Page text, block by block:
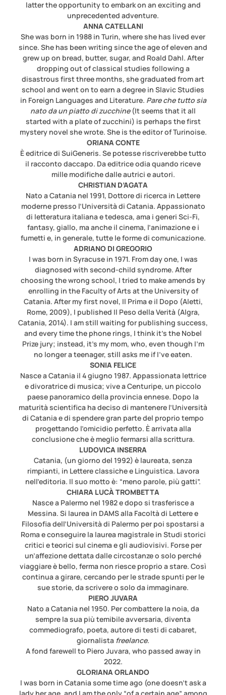
latter the opportunity to embark on an exciting and
unprecedented adventure.
ANNA CATELLANI
She was born in 1988 in Turin, where she has lived ever
since. She has been writing since the age of eleven and
grew up on bread, butter, sugar, and Roald Dahl. After
dropping out of classical studies following a
disastrous first three months, she graduated from art
school and went on to earn a degree in Slavic Studies
in Foreign Languages and Literature. Pare che tutto sia
nato da un piatto di zucchine (It seems that it all
started with a plate of zucchini) is perhaps the first
mystery novel she wrote. She is the editor of Turinoise.
ORIANA CONTE
È editrice di SuiGeneris. Se potesse riscriverebbe tutto
il racconto daccapo. Da editrice odia quando riceve
mille modifiche dalle autrici e autori.
CHRISTIAN D’AGATA
Nato a Catania nel 1991, Dottore di ricerca in Lettere
moderne presso l’Università di Catania. Appassionato
di letteratura italiana e tedesca, ama i generi Sci-Fi,
fantasy, giallo, ma anche il cinema, l’animazione e i
fumetti e, in generale, tutte le forme di comunicazione.
ADRIANO DI GREGORIO
I was born in Syracuse in 1971. From day one, I was
diagnosed with second-child syndrome. After
choosing the wrong school, I tried to make amends by
enrolling in the Faculty of Arts at the University of
Catania. After my first novel, Il Prima e il Dopo (Aletti,
Rome, 2009), I published Il Peso della Verità (Algra,
Catania, 2014). I am still waiting for publishing success,
and every time the phone rings, I think it's the Nobel
Prize jury; instead, it's my mom, who, even though I'm
no longer a teenager, still asks me if I've eaten.
SONIA FELICE
Nasce a Catania il 4 giugno 1987. Appassionata lettrice
e divoratrice di musica; vive a Centuripe, un piccolo
paese panoramico della provincia ennese. Dopo la
maturità scientifica ha deciso di mantenere l’Università
di Catania e di spendere gran parte del proprio tempo
progettando l’omicidio perfetto. È arrivata alla
conclusione che è meglio fermarsi alla scrittura.
LUDOVICA INSERRA
Catania, (un giorno del 1992) è laureata, senza
rimpianti, in Lettere classiche e Linguistica. Lavora
nell’editoria. Il suo motto è: “meno parole, più gatti”.
CHIARA LUCÀ TROMBETTA
Nasce a Palermo nel 1982 e dopo si trasferisce a
Messina. Si laurea in DAMS alla Facoltà di Lettere e
Filosofia dell’Università di Palermo per poi spostarsi a
Roma e conseguire la laurea magistrale in Studi storici
critici e teorici sul cinema e gli audiovisivi. Forse per
un’affezione dettata dalle circostanze o solo perché
viaggiare è bello, ferma non riesce proprio a stare. Così
continua a girare, cercando per le strade spunti per le
sue storie, da scrivere o solo da immaginare.
PIERO JUVARA
Nato a Catania nel 1950. Per combattere la noia, da
sempre la sua più temibile avversaria, diventa
commediografo, poeta, autore di testi di cabaret,
giornalista freelance.
A fond farewell to Piero Juvara, who passed away in
2022.
GLORIANA ORLANDO
I was born in Catania some time ago (one doesn’t ask a